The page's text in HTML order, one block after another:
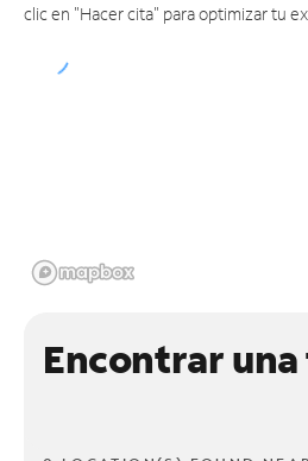
clic en "Hacer cita" para optimizar tu
Encontrar